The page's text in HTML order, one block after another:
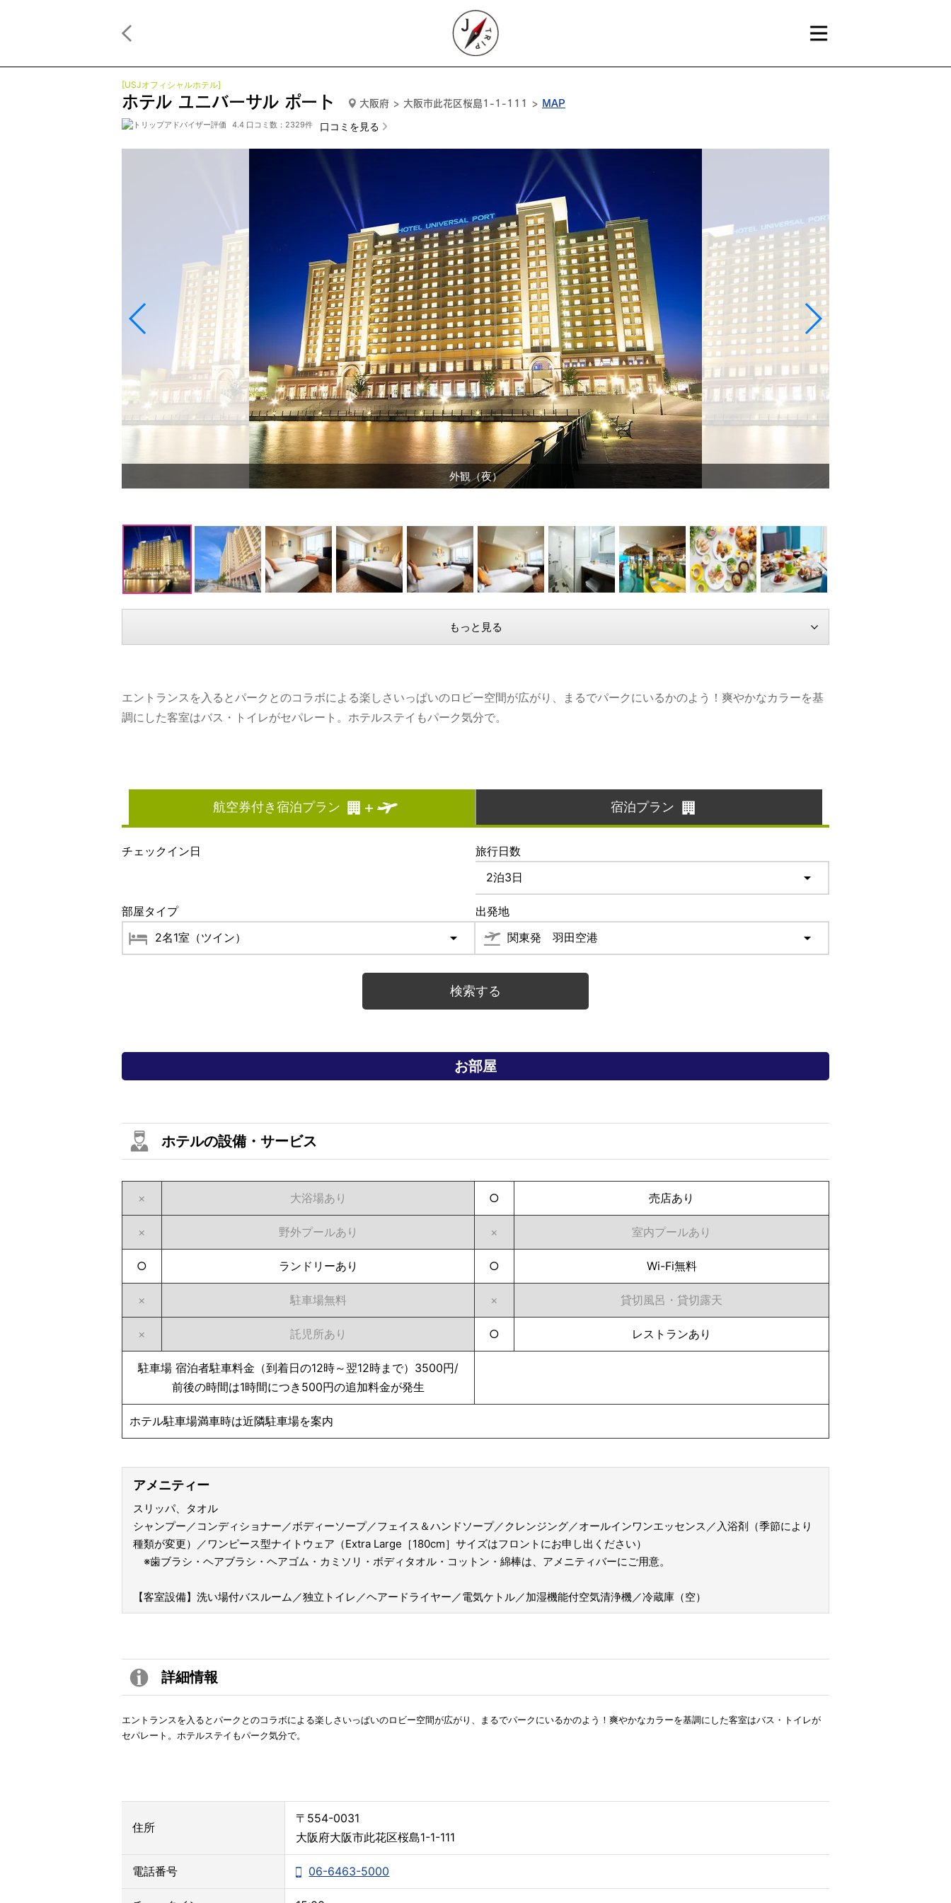
[USJオフィシャルホテル]
ホテル ユニバーサル ポート 大阪府 > 大阪市此花区桜島1-1-111 > MAP
4.4 口コミ数：2329件 口コミを見る
外観（昼）
もっと見る
エントランスを入るとパークとのコラボによる楽しさいっぱいのロビー空間が広がり、まるでパークにいるかのよう！爽やかなカラーを基
調にした客室はバス・トイレがセパレート。ホテルステイもパーク気分で。
航空券付き宿泊プラン 宿泊プラン
チェックイン日 旅行日数
部屋タイプ 出発地
お部屋
ホテルの設備・サービス
× 大浴場あり ○ 売店あり
× 野外プールあり × 室内プールあり
○ ランドリーあり ○ Wi-Fi無料
× 駐車場無料 × 貸切風呂・貸切露天
× 託児所あり ○ レストランあり
駐車場 宿泊者駐車料金（到着日の12時～翌12時まで）3500円/
前後の時間は1時間につき500円の追加料金が発生
ホテル駐車場満車時は近隣駐車場を案内
アメニティー
スリッパ、タオル
シャンプー／コンディショナー／ボディーソープ／フェイス＆ハンドソープ／クレンジング／オールインワンエッセンス／入浴剤（季節により
種類が変更）／ワンピース型ナイトウェア（Extra Large［180cm］サイズはフロントにお申し出ください）
※歯ブラシ・ヘアブラシ・ヘアゴム・カミソリ・ボディタオル・コットン・綿棒は、アメニティバーにご用意。
【客室設備】洗い場付バスルーム／独立トイレ／ヘアードライヤー／電気ケトル／加湿機能付空気清浄機／冷蔵庫（空）
詳細情報
エントランスを入るとパークとのコラボによる楽しさいっぱいのロビー空間が広がり、まるでパークにいるかのよう！爽やかなカラーを基調にした客室はバス・トイレが
セパレート。ホテルステイもパーク気分で。
住所
〒554-0031
大阪府大阪市此花区桜島1-1-111
電話番号 06-6463-5000